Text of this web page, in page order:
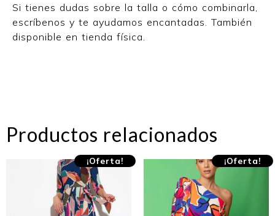
Si tienes dudas sobre la talla o cómo combinarla,
escríbenos y te ayudamos encantadas. También
disponible en tienda física.
Productos relacionados
¡Oferta! ¡Oferta!